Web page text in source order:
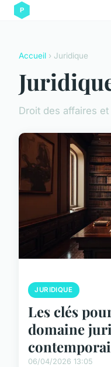
Accueil › Juridique
Droit des affaires
JURIDIQUE
Les clés
domaine
06/04/2026 13:05